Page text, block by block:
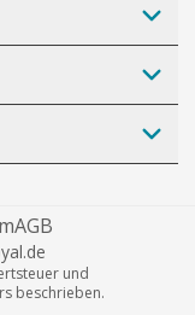
AGB
und
beschrieben.